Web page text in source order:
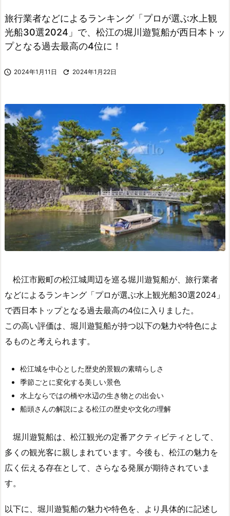
旅行業者などによるランキング「プロが選ぶ水上観
光船30選2024」で、松江の堀川遊覧船が西日本トッ
プとなる過去最高の4位に！
 2024年1月11日  2024年1月22日
松江市殿町の松江城周辺を巡る堀川遊覧船が、旅行業者
などによるランキング「プロが選ぶ水上観光船30選2024」
で西日本トップとなる過去最高の4位に入りました。
この高い評価は、堀川遊覧船が持つ以下の魅力や特色によ
るものと考えられます。
松江城を中心とした歴史的景観の素晴らしさ
季節ごとに変化する美しい景色
水上ならではの橋や水辺の生き物との出会い
船頭さんの解説による松江の歴史や文化の理解
堀川遊覧船は、松江観光の定番アクティビティとして、
多くの観光客に親しまれています。今後も、松江の魅力を
広く伝える存在として、さらなる発展が期待されていま
す。
以下に、堀川遊覧船の魅力や特色を、より具体的に記述し